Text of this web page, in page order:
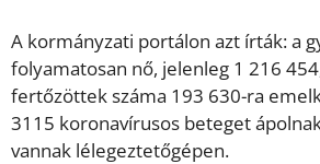
A kormányzati portálon azt írták: a
folyamatosan nő, jelenleg 1 216
fertőzöttek száma 193 630-ra
3115 koronavírusos beteget
vannak lélegeztetőgépen.